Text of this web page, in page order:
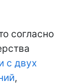
согласно
с двух
,